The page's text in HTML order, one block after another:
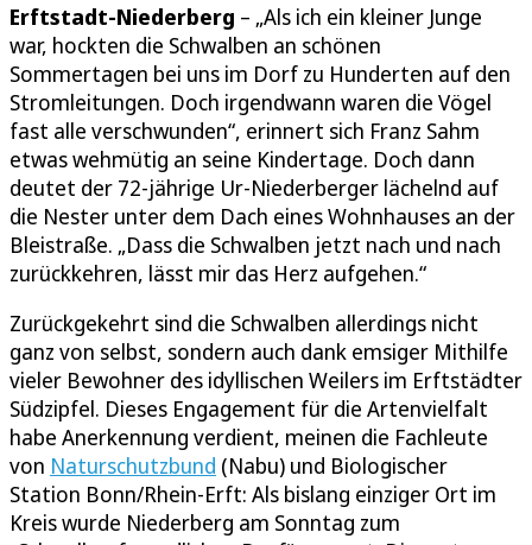
Erftstadt-Niederberg – „Als ich ein kleiner Junge
war, hockten die Schwalben an schönen
Sommertagen bei uns im Dorf zu Hunderten auf den
Stromleitungen. Doch irgendwann waren die Vögel
fast alle verschwunden“, erinnert sich Franz Sahm
etwas wehmütig an seine Kindertage. Doch dann
deutet der 72-jährige Ur-Niederberger lächelnd auf
die Nester unter dem Dach eines Wohnhauses an der
Bleistraße. „Dass die Schwalben jetzt nach und nach
zurückkehren, lässt mir das Herz aufgehen.“
Zurückgekehrt sind die Schwalben allerdings nicht
ganz von selbst, sondern auch dank emsiger Mithilfe
vieler Bewohner des idyllischen Weilers im Erftstädter
Südzipfel. Dieses Engagement für die Artenvielfalt
habe Anerkennung verdient, meinen die Fachleute
von Naturschutzbund (Nabu) und Biologischer
Station Bonn/Rhein-Erft: Als bislang einziger Ort im
Kreis wurde Niederberg am Sonntag zum